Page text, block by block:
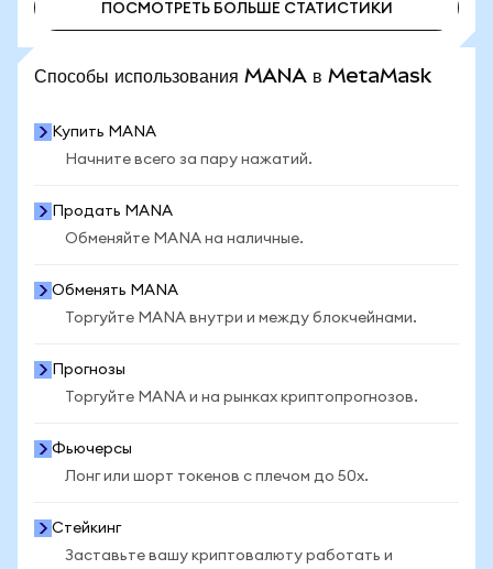
ПОСМОТРЕТЬ БОЛЬШЕ СТАТИСТИКИ
Способы использования MANA в MetaMask
Купить MANA
Начните всего за пару нажатий.
Продать MANA
Обменяйте MANA на наличные.
Обменять MANA
Торгуйте MANA внутри и между блокчейнами.
Прогнозы
Торгуйте MANA и на рынках криптопрогнозов.
Фьючерсы
Лонг или шорт токенов с плечом до 50x.
Стейкинг
Заставьте вашу криптовалюту работать и